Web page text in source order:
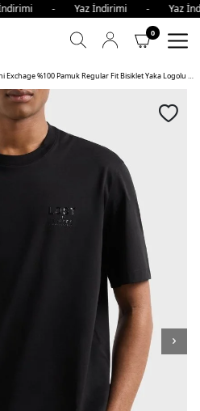
- Yaz İndirimi -
0
Armani Exchage %100 Pamuk Regular Fit Bisiklet Yaka Logolu Erkek T Shirt